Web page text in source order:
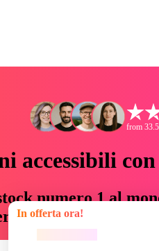
from
accessibili
numero 1 al
risorse creative
In offerta ora!